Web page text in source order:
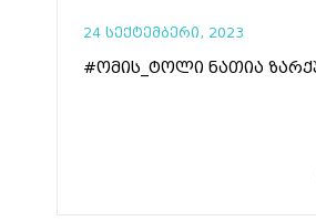
24 სექტემბერი, 2023
#ომის_ტოლი ნათია